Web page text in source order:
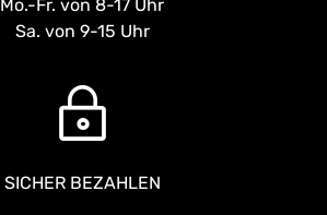
Mo.-Fr. von 8-17 Uhr
Sa. von 9-15 Uhr
SICHER BEZAHLEN